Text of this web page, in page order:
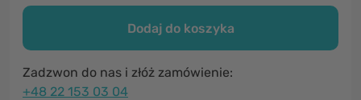
Dodaj do koszyka
Zadzwon do nas i złóż zamówienie:
+48 22 153 03 04